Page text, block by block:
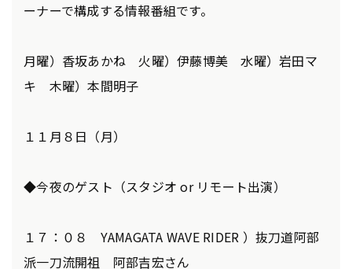
ーナーで構成する情報番組です。
月曜）香坂あかね 火曜）伊藤博美 水曜）岩田マ
キ 木曜）本間明子
１１月８日（月）
◆今夜のゲスト（スタジオ or リモート出演）
１７：０８ YAMAGATA WAVE RIDER ）抜刀道阿部
派一刀流開祖 阿部吉宏さん